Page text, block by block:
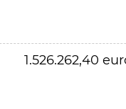
1.526.262,40